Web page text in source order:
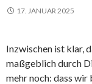
17. JANUAR 2025
Inzwischen ist klar,
maßgeblich durch
mehr noch: dass